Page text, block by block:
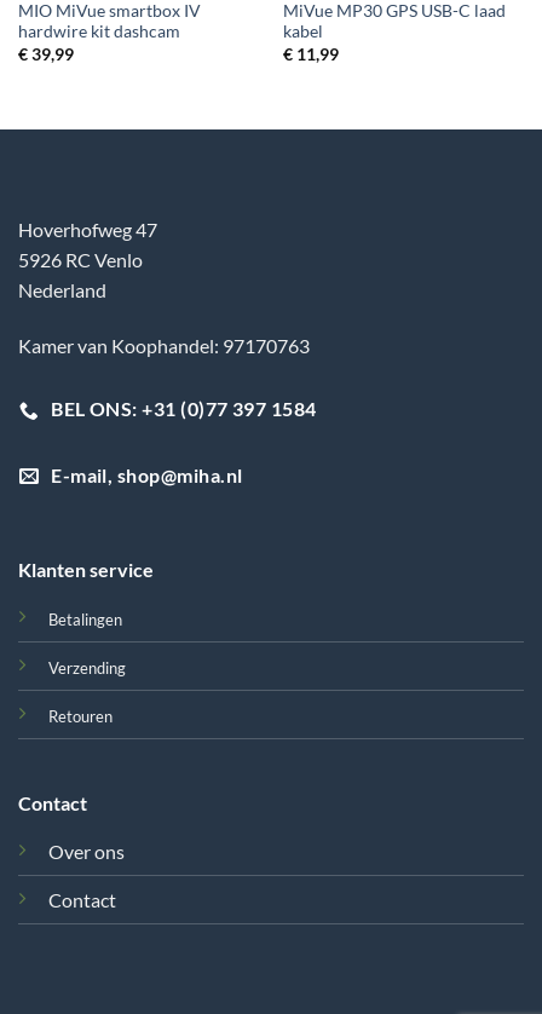
MIO MiVue smartbox IV
hardwire kit dashcam
€39,99
MiVue MP30 GPS USB-C laad
kabel
€11,99
Hoverhofweg 47
5926 RC Venlo
Nederland
Kamer van Koophandel: 97170763
BEL ONS: +31 (0)77 397 1584
E-mail, shop@miha.nl
Klanten service
Betalingen
Verzending
Retouren
Contact
Over ons
Contact